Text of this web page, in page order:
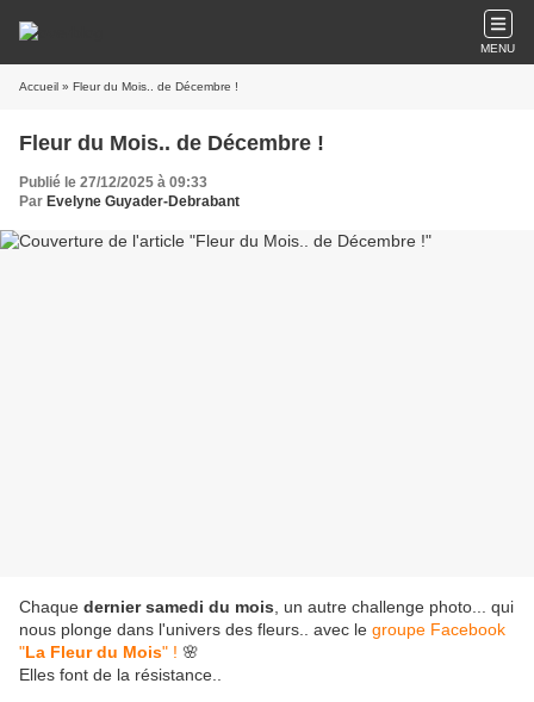
MENU
Accueil » Fleur du Mois.. de Décembre !
Fleur du Mois.. de Décembre !
Publié le 27/12/2025 à 09:33
Par Evelyne Guyader-Debrabant
Chaque dernier samedi du mois , un autre challenge photo... qui
nous plonge dans l'univers des fleurs.. avec le groupe Facebook
"La Fleur du Mois" ! 🌸
Elles font de la résistance..